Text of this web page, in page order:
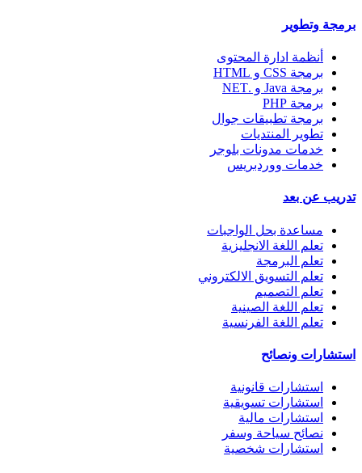
برمجة وتطوير
أنظمة ادارة المحتوى
برمجة CSS و HTML
برمجة Java و .NET
برمجة PHP
برمجة تطبيقات جوال
تطوير المنتديات
خدمات مدونات بلوجر
خدمات ووردبريس
تدريب عن بعد
مساعدة بحل الواجبات
تعلم اللغة الانجليزية
تعلم البرمجة
تعلم التسويق الالكتروني
تعلم التصميم
تعلم اللغة الصينية
تعلم اللغة الفرنسية
استشارات ونصائح
استشارات قانونية
استشارات تسويقية
استشارات مالية
نصائح سياحة وسفر
استشارات شخصية